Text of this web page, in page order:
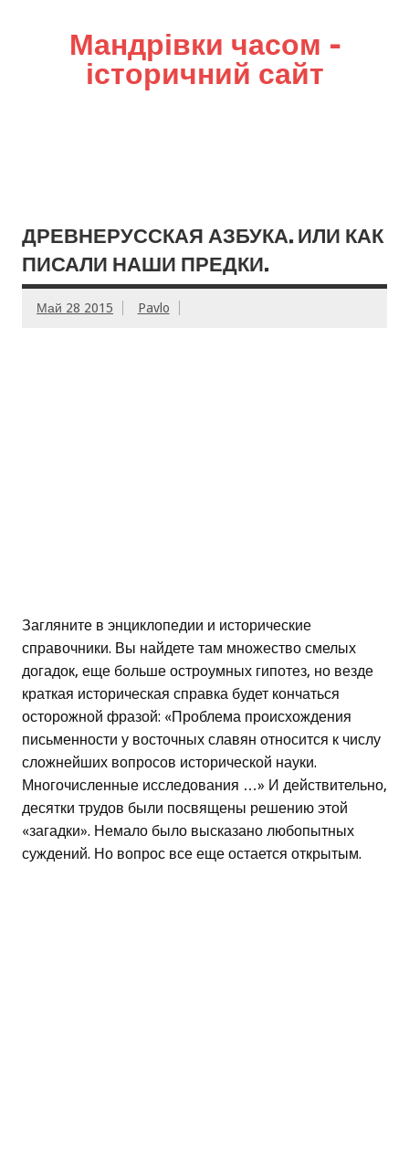
Мандрівки часом –
історичний сайт
ДРЕВНЕРУССКАЯ АЗБУКА. ИЛИ КАК
ПИСАЛИ НАШИ ПРЕДКИ.
Май 28 2015 Pavlo
Загляните в энциклопедии и исторические
справочники. Вы найдете там множество смелых
догадок, еще больше остроумных гипотез, но везде
краткая историческая справка будет кончаться
осторожной фразой: «Проблема происхождения
письменности у восточных славян относится к числу
сложнейших вопросов исторической науки.
Многочисленные исследования …» И действительно,
десятки трудов были посвящены решению этой
«загадки». Немало было высказано любопытных
суждений. Но вопрос все еще остается открытым.